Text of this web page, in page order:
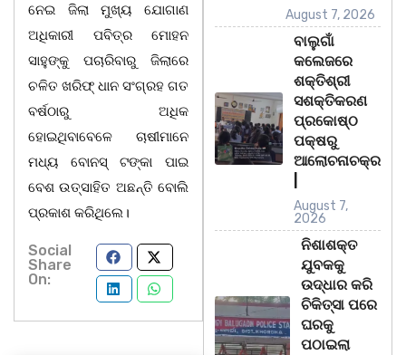
ନେଇ ଜିଲା ମୁଖ୍ୟ ଯୋଗାଣ
ଅଧିକାରୀ ପବିତ୍ର ମୋହନ
ସାହୁଙ୍କୁ ପଚାରିବାରୁ ଜିଲାରେ
ଚଳିତ ଖରିଫ୍ ଧାନ ସଂଗ୍ରହ ଗତ
ବର୍ଷଠାରୁ ଅଧିକ
ହୋଇଥିବାବେଳେ ଚାଷୀମାନେ
ମଧ୍ୟ ବୋନସ୍ ଟଙ୍କା ପାଇ
ବେଶ ଉତ୍ସାହିତ ଅଛନ୍ତି ବୋଲି
ପ୍ରକାଶ କରିଥିଲେ।
Social
Share
On:
August 7, 2026
ବାଲୁଗାଁ
କଲେଜରେ
ଶକ୍ତିଶ୍ରୀ
ସଶକ୍ତିକରଣ
ପ୍ରକୋଷ୍ଠ
ପକ୍ଷରୁ
ଆଲୋଚନାଚକ୍ର
August 7,
2026
ନିଶାଶକ୍ତ
ଯୁବକକୁ
ଉଦ୍ଧାର କରି
ଚିକିତ୍ସା ପରେ
ଘରକୁ
ପଠାଇଲା